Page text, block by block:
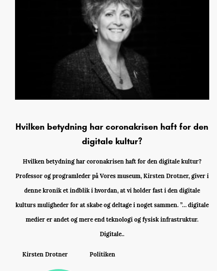
Hvilken betydning har coronakrisen haft for den
digitale kultur?
Hvilken betydning har coronakrisen haft for den digitale kultur?
Professor og programleder på Vores museum, Kirsten Drotner, giver i
denne kronik et indblik i hvordan, at vi holder fast i den digitale
kulturs muligheder for at skabe og deltage i noget sammen. ”… digitale
medier er andet og mere end teknologi og fysisk infrastruktur.
Digitale..
Kirsten Drotner Politiken